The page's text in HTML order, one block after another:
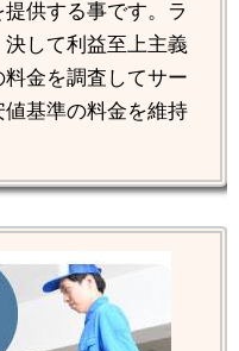
供する事です。ラ
して利益至上主義
金を調査してサー
基準の料金を維持